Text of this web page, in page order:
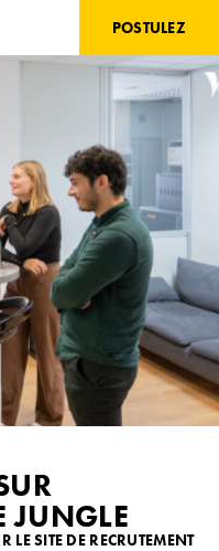
POSTULEZ
LE SITE DE RECRUTEMENT
JUNGLE